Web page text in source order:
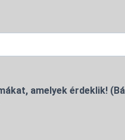
amelyek érdeklik!